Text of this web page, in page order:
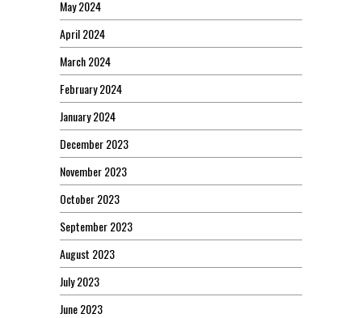
May 2024
April 2024
March 2024
February 2024
January 2024
December 2023
November 2023
October 2023
September 2023
August 2023
July 2023
June 2023